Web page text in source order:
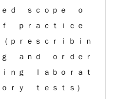
ｅｄ ｓｃｏｐｅ ｏ
ｆ ｐｒａｃｔｉｃｅ
（ｐｒｅｓｃｒｉｂｉｎ
ｇ ａｎｄ ｏｒｄｅｒ
ｉｎｇ ｌａｂｏｒａｔ
ｏｒｙ ｔｅｓｔｓ）